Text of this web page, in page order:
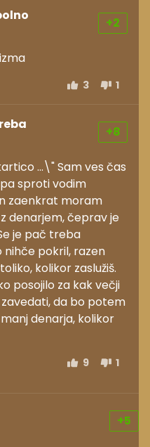
+2
3 1
+8
...\" Sam ves čas
sproti vodim
zaenkrat moram
denarjem, čeprav je
je pač treba
nihče pokril, razen
kolikor zaslužiš.
posojilo za kak večji
da bo potem
denarja, kolikor
9 1
+5